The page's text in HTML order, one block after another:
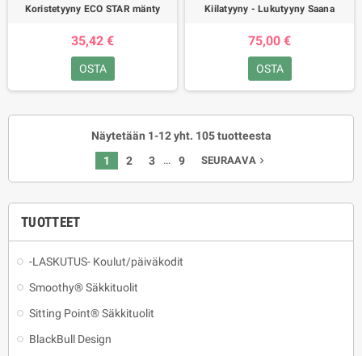
TUOTTEET
-LASKUTUS- Koulut/päiväkodit
Smoothy® Säkkituolit
Sitting Point® Säkkituolit
BlackBull Design
Koristetyyny ECO STAR mänty
35,42 €
OSTA
Kiilatyyny - Lukutyyny Saana
75,00 €
OSTA
Näytetään 1-12 yht. 105 tuotteesta
1
2 3 … 9 SEURAAVAnavigate_next